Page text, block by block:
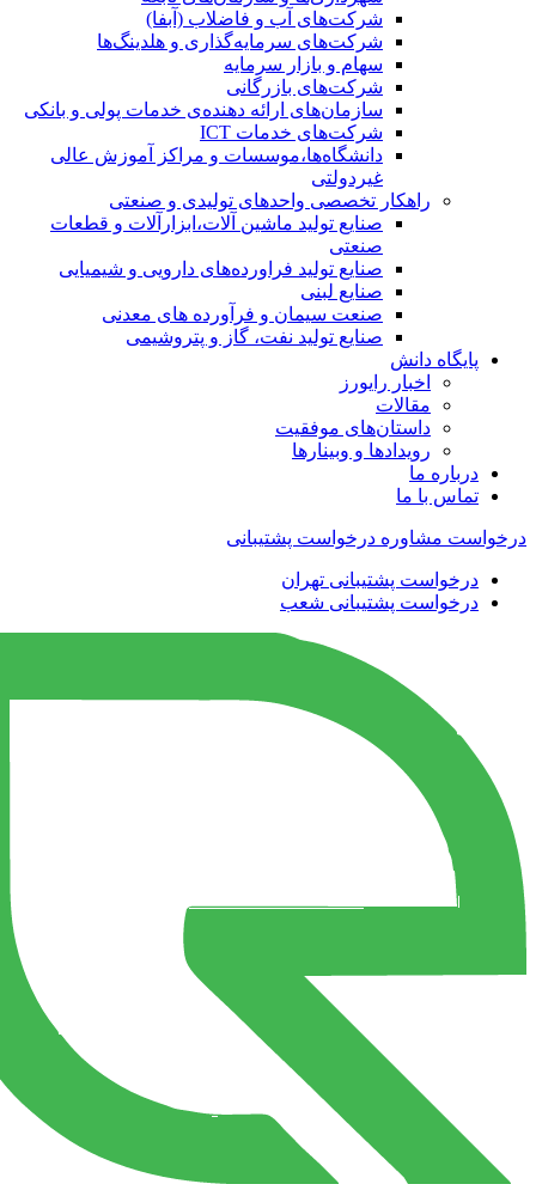
شرکت‌های آب و فاضلاب (آبفا)
شرکت‌های سرمایه‌گذاری و هلدینگ‌ها
سهام و بازار سرمایه
شرکت‌های بازرگانی
سازمان‌های ارائه دهنده‌ی خدمات پولی و بانکی
شرکت‌های خدمات ICT
دانشگاه‌ها،موسسات و مراکز آموزش عالی
غیردولتی
راهکار تخصصی واحدهای تولیدی و صنعتی
صنایع توليد ماشين آلات،ابزارآلات و قطعات
صنعتی
صنایع تولید فراورده‌های دارویی و شیمیایی
صنایع لبنی
صنعت سیمان و فرآورده های معدنی
صنایع تولید نفت، گاز و پتروشيمی
پایگاه دانش
اخبار رایورز
مقالات
داستان‌های موفقیت
رویدادها و وبینارها
درباره ما
تماس با ما
درخواست مشاوره درخواست پشتیبانی
درخواست پشتیبانی تهران
درخواست پشتیبانی شعب